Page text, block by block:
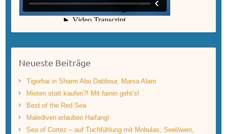
Neueste Beiträge
Tigerhai in Sharm Abu Dabbour, Marsa Alam
Mieten statt kaufen?! Mit fainin geht’s!
Best of the Red Sea
Malediven erlauben Haifang!
Sea of Cortez – auf Tuchfühlung mit Mobulas, Seelöwen,